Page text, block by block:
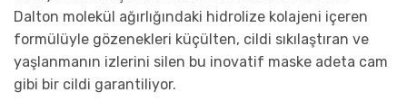
Dalton molekül ağırlığındaki hidrolize kolajeni içeren
formülüyle gözenekleri küçülten, cildi sıkılaştıran ve
yaşlanmanın izlerini silen bu inovatif maske adeta cam
gibi bir cildi garantiliyor.